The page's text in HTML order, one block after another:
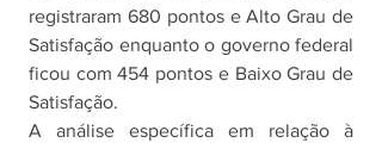
registraram 680 pontos e Alto Grau de
Satisfação enquanto o governo federal
ficou com 454 pontos e Baixo Grau de
Satisfação.
A análise específica em relação à